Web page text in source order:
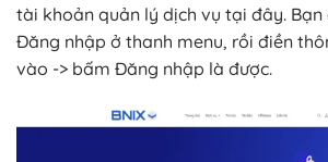
tài khoản quản lý dịch vụ tại đây. Bạn
Đăng nhập ở thanh menu, rồi điền
vào -> bấm Đăng nhập là được.